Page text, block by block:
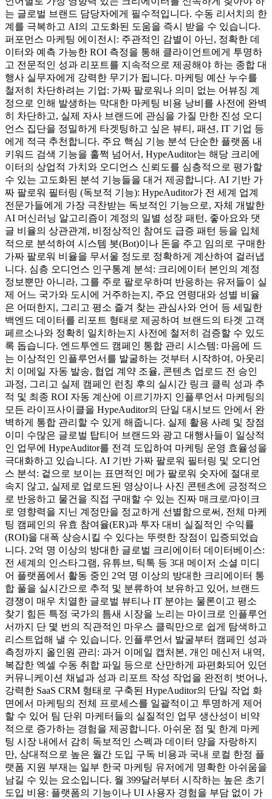
는 글로벌 브랜드 담당자에게 필수적입니다. 수동 리서치의 한
계를 극복하고 AI의 고도화된 도움을 즉시 받을 수 있습니다.
퍼포먼스 마케팅 에이전시: 주관적인 감별이 아닌, 정확한 데
이터와 예측 가능한 ROI 측정을 통해 클라이언트에게 투명하
고 전문적인 성과 리포트를 지속적으로 제공해야 하는 종합 대
행사 실무자에게 강력한 무기가 됩니다. 마케팅 예산 누수를
철저히 차단하려는 기업: 가짜 팔로워나 의미 없는 어뷰징 계
정으로 인해 발생하는 막대한 마케팅 비용 낭비를 사전에 완벽
히 차단하고, 실제 자사 브랜드에 관심을 가질 만한 진성 오디
언스 집단을 정밀하게 타겟팅하고 싶은 뷰티, 패션, IT 기업 등
에게 적극 추천합니다. 주요 핵심 기능 분석 단순한 플랫폼 내
키워드 검색 기능을 훌쩍 넘어서, HypeAuditor는 해당 크리에
이터의 상업적 가치와 오디언스 신뢰도를 심층적으로 평가할
수 있는 고도화된 분석 기능들을 대거 제공합니다. AI 기반 가
짜 팔로워 필터링 (독보적 기능): HypeAuditor가 전 세계 업계
전문가들에게 가장 극찬받는 독보적인 기능으로, 자체 개발한
AI 머신러닝 알고리즘이 계정의 일별 성장 패턴, 좋아요와 댓
글 비율의 상관관계, 비정상적인 참여도 급증 패턴 등을 입체
적으로 분석하여 시스템 봇(Bot)이나 돈을 주고 임의로 구매한
가짜 팔로워 비율을 무서울 정도로 정확하게 계산하여 걸러냅
니다. 심층 오디언스 인구통계 분석: 크리에이터 본인의 계정
정보뿐만 아니라, 그를 주로 팔로우하며 반응하는 유저들이 실
제 어느 국가와 도시에 거주하는지, 주요 연령대와 성별 비율
은 어떠한지, 그리고 평소 즐겨 찾는 관심사와 언어 등 세밀한
백엔드 데이터를 리포트 형태로 제공하여 브랜드의 타겟 고객
페르소나와 정확히 일치하는지 사전에 철저히 검증할 수 있도
록 돕습니다. 엔드투엔드 캠페인 통합 관리 시스템: 마음에 드
는 이상적인 인플루언서를 발굴하는 것부터 시작하여, 아웃리
치 이메일 자동 발송, 협업 계약 조율, 콘텐츠 업로드 전 승인
과정, 그리고 실제 캠페인 런칭 후의 실시간 링크 클릭 성과 추
적 및 최종 ROI 자동 계산에 이르기까지 인플루언서 마케팅의
모든 라이프사이클을 HypeAuditor의 단일 대시보드 안에서 완
벽하게 통합 관리할 수 있게 해줍니다. 실제 활용 사례 및 장점
이미 수많은 글로벌 탑티어 브랜드와 광고 대행사들이 일상적
인 업무에 HypeAuditor를 전격 도입하여 마케팅 운영 효율성을
극대화하고 있습니다. AI 기반 가짜 팔로워 필터링 및 오디언
스 분석: 겉으로 보이는 표면적인 메가 팔로워 숫자에 절대로
속지 않고, 실제로 업로드된 영상이나 사진 콘텐츠에 긍정적으
로 반응하고 물건을 직접 구매할 수 있는 진짜 매크로/마이크
로 영향력을 지닌 계정만을 정교하게 선별함으로써, 전체 마케
팅 캠페인의 유효 참여율(ER)과 투자 대비 실질적인 수익률
(ROI)을 대폭 상승시킬 수 있다는 뚜렷한 장점이 입증되었습
니다. 2억 명 이상의 방대한 글로벌 크리에이터 데이터베이스:
전 세계의 인스타그램, 유튜브, 틱톡 등 3대 메이저 소셜 미디
어 플랫폼에서 활동 중인 2억 명 이상의 방대한 크리에이터 통
합 풀을 실시간으로 추적 및 분류하여 보유하고 있어, 브랜드
경쟁이 매우 치열한 글로벌 뷰티나 IT 분야는 물론이고 평소
찾기 힘든 특정 국가의 틈새 시장을 노리는 마이크로 인플루언
서까지 단 몇 번의 직관적인 마우스 클릭만으로 쉽게 탐색하고
리스트업해 낼 수 있습니다. 인플루언서 발굴부터 캠페인 성과
측정까지 올인원 관리: 과거 이메일 캡처본, 개인 메신저 내역,
복잡한 엑셀 수동 취합 파일 등으로 산만하게 파편화되어 있던
커뮤니케이션 채널과 성과 리포트 작성 작업을 완전히 벗어나,
강력한 SaaS CRM 형태로 구축된 HypeAuditor의 단일 작업 화
면에서 마케팅의 전체 프로세스를 일괄적이고 투명하게 제어
할 수 있어 팀 단위 마케터들의 실질적인 업무 생산성이 비약
적으로 증가하는 경험을 제공합니다. 아쉬운 점 및 한계 마케
팅 시장 내에서 감히 독보적인 스펙과 데이터 양을 자랑하지
만, 상대적으로 높은 월간 도입 구독 비용과 국내 로컬 한정 플
랫폼 지원 부재는 일부 한국 마케팅 유저에게 명확한 아쉬움을
남길 수 있는 요소입니다. 월 399달러부터 시작하는 높은 초기
도입 비용: 플랫폼의 기능이나 UI 사용자 경험을 부담 없이 가